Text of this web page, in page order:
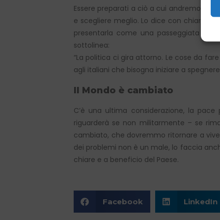
Essere preparati a ciò a cui andremo
e scegliere meglio. Lo dice con
presentarla come una passeggiata che
sottolinea:
“La politica ci gira attorno. Le cose da
agli italiani che bisogna iniziare a
Il Mondo è cambiato
C’è una ultima considerazione, la
riguarderà se non militarmente – se
cambiato, che dovremmo ritornare a
dei problemi non è un male, lo faccia
chiare e a beneficio del Paese.
Facebook LinkedIn